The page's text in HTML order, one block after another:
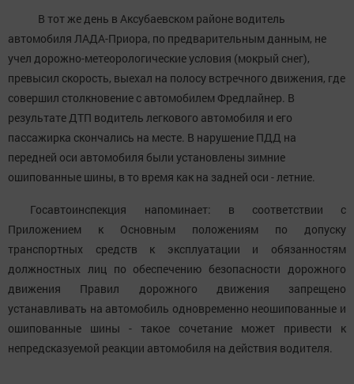
В тот же день в Аксубаевском районе водитель
автомобиля ЛАДА-Приора, по предварительным данным, не
учел дорожно-метеорологические условия (мокрый снег),
превысил скорость, выехал на полосу встречного движения, где
совершил столкновение с автомобилем Фредлайнер. В
результате ДТП водитель легкового автомобиля и его
пассажирка скончались на месте. В нарушение ПДД на
передней оси автомобиля были установлены зимние
ошипованные шины, в то время как на задней оси - летние.
Госавтоинспекция напоминает: в соответствии с
Приложением к Основным положениям по допуску
транспортных средств к эксплуатации и обязанностям
должностных лиц по обеспечению безопасности дорожного
движения Правил дорожного движения запрещено
устанавливать на автомобиль одновременно неошипованные и
ошипованные шины - такое сочетание может привести к
непредсказуемой реакции автомобиля на действия водителя.